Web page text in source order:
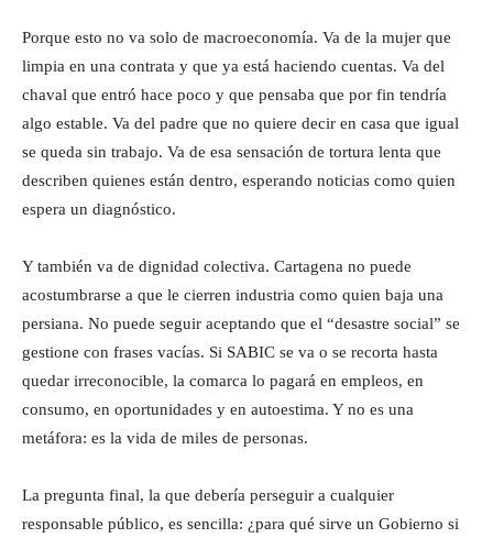
Porque esto no va solo de macroeconomía. Va de la mujer que
limpia en una contrata y que ya está haciendo cuentas. Va del
chaval que entró hace poco y que pensaba que por fin tendría
algo estable. Va del padre que no quiere decir en casa que igual
se queda sin trabajo. Va de esa sensación de tortura lenta que
describen quienes están dentro, esperando noticias como quien
espera un diagnóstico.
Y también va de dignidad colectiva. Cartagena no puede
acostumbrarse a que le cierren industria como quien baja una
persiana. No puede seguir aceptando que el “desastre social” se
gestione con frases vacías. Si SABIC se va o se recorta hasta
quedar irreconocible, la comarca lo pagará en empleos, en
consumo, en oportunidades y en autoestima. Y no es una
metáfora: es la vida de miles de personas.
La pregunta final, la que debería perseguir a cualquier
responsable público, es sencilla: ¿para qué sirve un Gobierno si